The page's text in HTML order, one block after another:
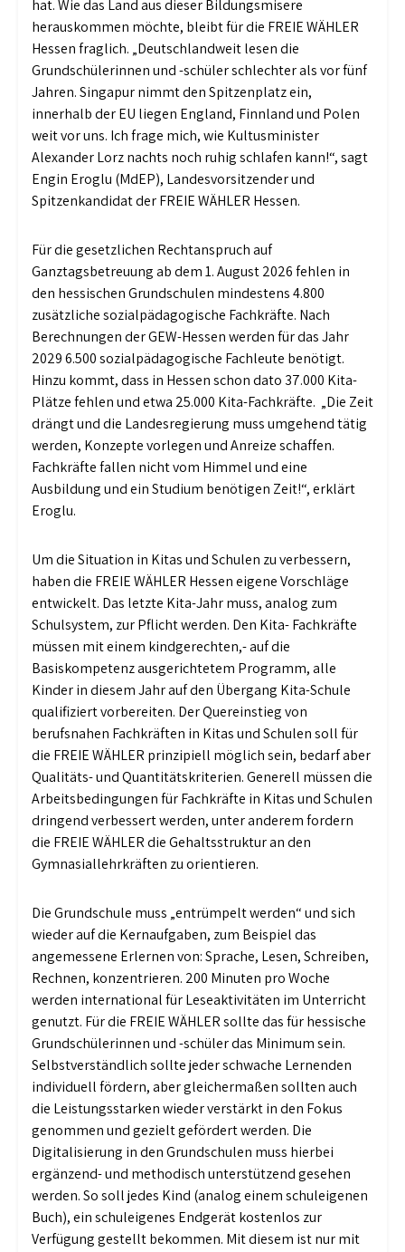
hat. Wie das Land aus dieser Bildungsmisere
herauskommen möchte, bleibt für die FREIE WÄHLER
Hessen fraglich. „Deutschlandweit lesen die
Grundschülerinnen und -schüler schlechter als vor fünf
Jahren. Singapur nimmt den Spitzenplatz ein,
innerhalb der EU liegen England, Finnland und Polen
weit vor uns. Ich frage mich, wie Kultusminister
Alexander Lorz nachts noch ruhig schlafen kann!“, sagt
Engin Eroglu (MdEP), Landesvorsitzender und
Spitzenkandidat der FREIE WÄHLER Hessen.
Für die gesetzlichen Rechtanspruch auf
Ganztagsbetreuung ab dem 1. August 2026 fehlen in
den hessischen Grundschulen mindestens 4.800
zusätzliche sozialpädagogische Fachkräfte. Nach
Berechnungen der GEW-Hessen werden für das Jahr
2029 6.500 sozialpädagogische Fachleute benötigt.
Hinzu kommt, dass in Hessen schon dato 37.000 Kita-
Plätze fehlen und etwa 25.000 Kita-Fachkräfte. „Die Zeit
drängt und die Landesregierung muss umgehend tätig
werden, Konzepte vorlegen und Anreize schaffen.
Fachkräfte fallen nicht vom Himmel und eine
Ausbildung und ein Studium benötigen Zeit!“, erklärt
Eroglu.
Um die Situation in Kitas und Schulen zu verbessern,
haben die FREIE WÄHLER Hessen eigene Vorschläge
entwickelt. Das letzte Kita-Jahr muss, analog zum
Schulsystem, zur Pflicht werden. Den Kita- Fachkräfte
müssen mit einem kindgerechten,- auf die
Basiskompetenz ausgerichtetem Programm, alle
Kinder in diesem Jahr auf den Übergang Kita-Schule
qualifiziert vorbereiten. Der Quereinstieg von
berufsnahen Fachkräften in Kitas und Schulen soll für
die FREIE WÄHLER prinzipiell möglich sein, bedarf aber
Qualitäts- und Quantitätskriterien. Generell müssen die
Arbeitsbedingungen für Fachkräfte in Kitas und Schulen
dringend verbessert werden, unter anderem fordern
die FREIE WÄHLER die Gehaltsstruktur an den
Gymnasiallehrkräften zu orientieren.
Die Grundschule muss „entrümpelt werden“ und sich
wieder auf die Kernaufgaben, zum Beispiel das
angemessene Erlernen von: Sprache, Lesen, Schreiben,
Rechnen, konzentrieren. 200 Minuten pro Woche
werden international für Leseaktivitäten im Unterricht
genutzt. Für die FREIE WÄHLER sollte das für hessische
Grundschülerinnen und -schüler das Minimum sein.
Selbstverständlich sollte jeder schwache Lernenden
individuell fördern, aber gleichermaßen sollten auch
die Leistungsstarken wieder verstärkt in den Fokus
genommen und gezielt gefördert werden. Die
Digitalisierung in den Grundschulen muss hierbei
ergänzend- und methodisch unterstützend gesehen
werden. So soll jedes Kind (analog einem schuleigenen
Buch), ein schuleigenes Endgerät kostenlos zur
Verfügung gestellt bekommen. Mit diesem ist nur mit